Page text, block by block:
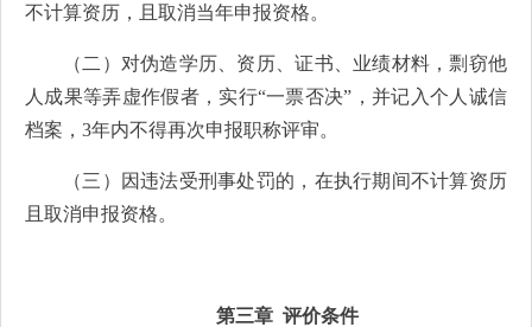
不计算资历，且取消当年申报资格。
（二）对伪造学历、资历、证书、业绩材料，剽窃他
人成果等弄虚作假者，实行“一票否决”，并记入个人诚信
档案，3年内不得再次申报职称评审。
（三）因违法受刑事处罚的，在执行期间不计算资历
且取消申报资格。
第三章 评价条件